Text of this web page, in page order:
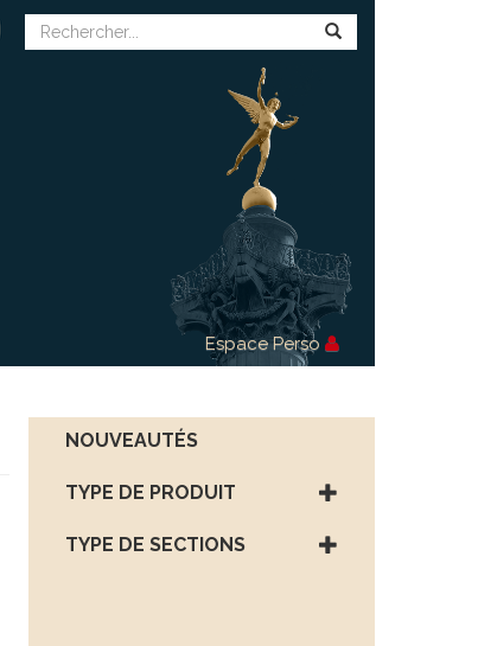
Espace Perso
NOUVEAUTÉS
TYPE DE PRODUIT
TYPE DE SECTIONS